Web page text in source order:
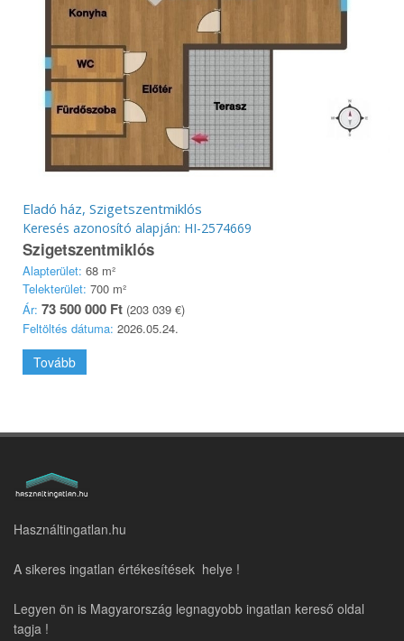
Eladó ház, Szigetszentmiklós
Keresés azonosító alapján: HI-2574669
Szigetszentmiklós
Alapterület: 68 m²
Telekterület: 700 m²
Ár: 73 500 000 Ft (203 039 €)
Feltöltés dátuma: 2026.05.24.
Tovább
Használtingatlan.hu
A sikeres ingatlan értékesítések helye !
Legyen ön is Magyarország legnagyobb ingatlan kereső oldal
tagja !